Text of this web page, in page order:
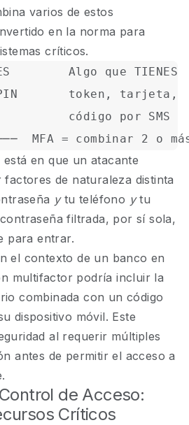
varios de estos
en la norma para
críticos.
Algo que TIENES
token, tarjeta,
código por SMS
en que un atacante
de naturaleza distinta
ytu teléfono ytu
filtrada, por sí sola,
para entrar.
el contexto de un banco en
multifactor podría incluir la
combinada con un código
dispositivo móvil. Este
al requerir múltiples
antes de permitir el acceso a
de Acceso:
Críticos